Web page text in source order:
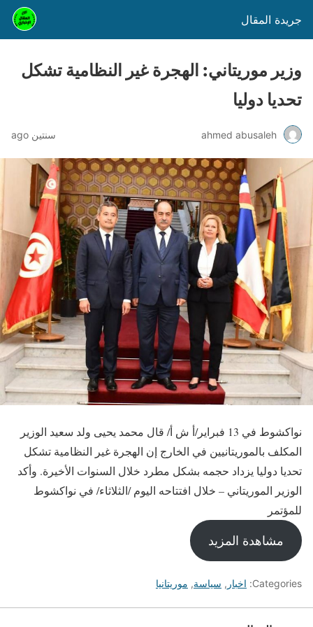
جريدة المقال
وزير موريتاني: الهجرة غير النظامية تشكل
تحديا دوليا
ahmed abusaleh سنتين ago
نواكشوط في 13 فبراير/أ ش أ/ قال محمد يحيى ولد سعيد الوزير
المكلف بالموريتانيين في الخارج إن الهجرة غير النظامية تشكل
تحديا دوليا يزداد حجمه بشكل مطرد خلال السنوات الأخيرة. وأكد
الوزير الموريتاني – خلال افتتاحه اليوم /الثلاثاء/ في نواكشوط
للمؤتمر
مشاهدة المزيد
Categories: اخبار , سياسة, موريتانيا